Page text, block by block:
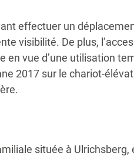
effectuer un
visibilité. De plus,
en vue d’une utilisation
2017 sur le chariot-
située à